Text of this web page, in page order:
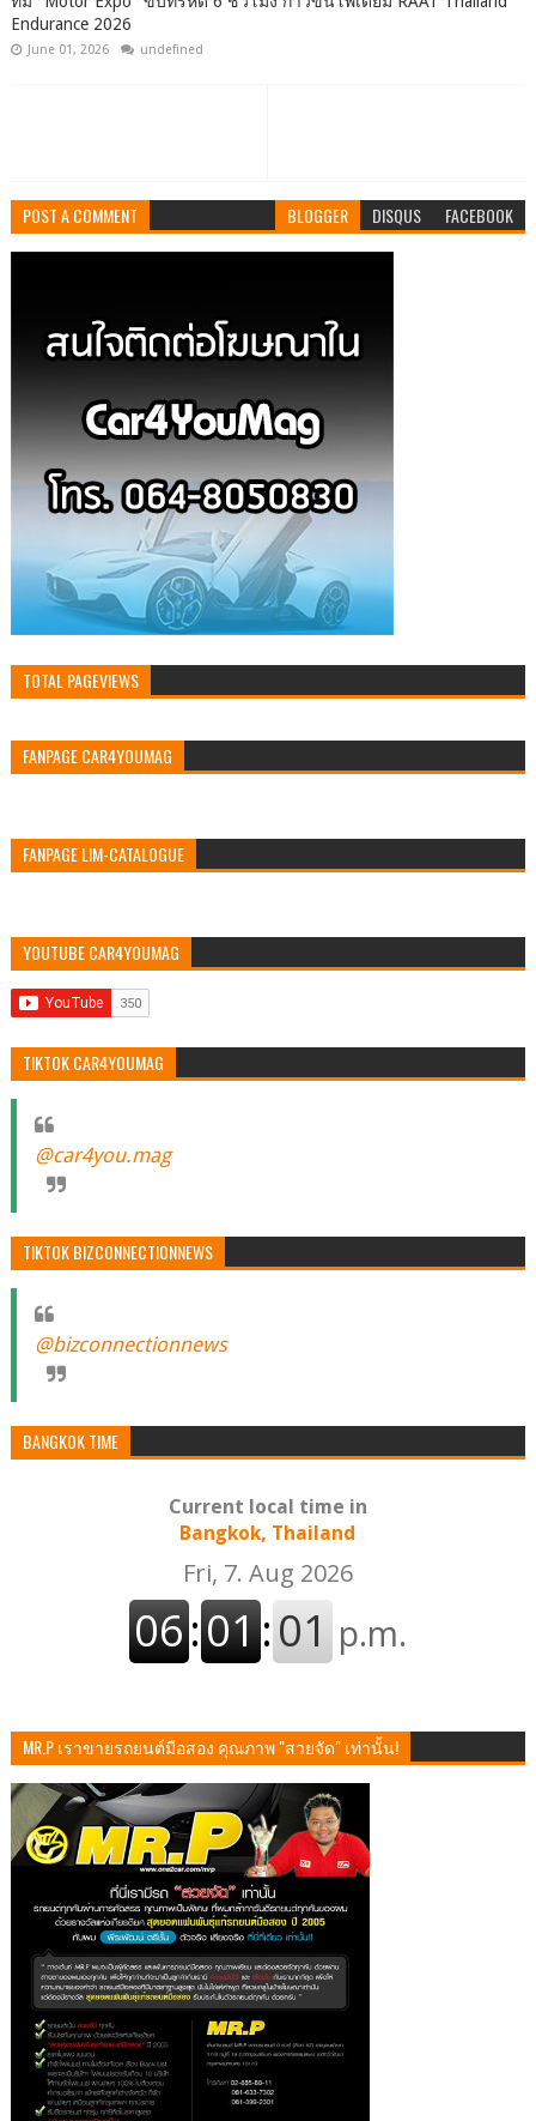
Endurance 2026
June 01, 2026 undefined
POST A COMMENT BLOGGER DISQUS FACEBOOK
TOTAL PAGEVIEWS
FANPAGE CAR4YOUMAG
FANPAGE LIM-CATALOGUE
YOUTUBE CAR4YOUMAG
TIKTOK CAR4YOUMAG
@car4you.mag
TIKTOK BIZCONNECTIONNEWS
@bizconnectionnews
BANGKOK TIME
Current local time in
Bangkok, Thailand
MR.P เราขายรถยนต์มือสอง คุณภาพ "สวยจัด" เท่านั้น!